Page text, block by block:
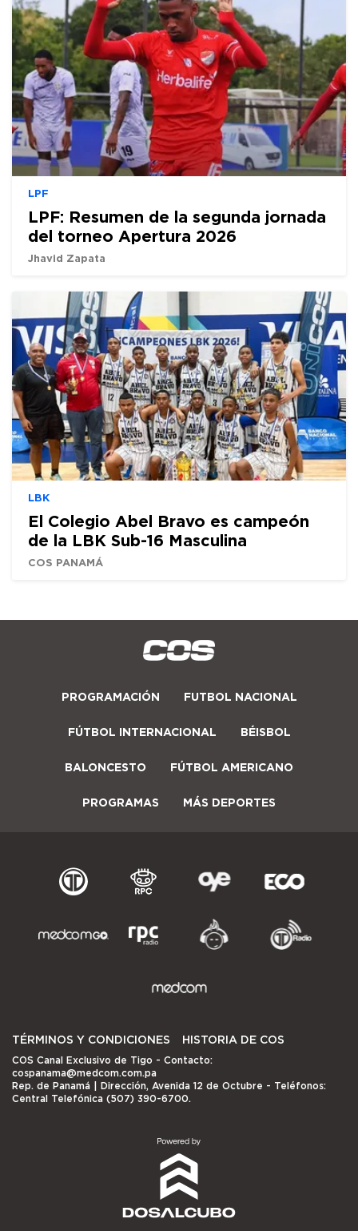
LPF
LPF: Resumen de la segunda jornada
del torneo Apertura 2026
Jhavid Zapata
LBK
El Colegio Abel Bravo es campeón
de la LBK Sub-16 Masculina
COS PANAMÁ
PROGRAMACIÓN FUTBOL NACIONAL
FÚTBOL INTERNACIONAL BÉISBOL
BALONCESTO FÚTBOL AMERICANO
PROGRAMAS MÁS DEPORTES
TÉRMINOS Y CONDICIONES HISTORIA DE COS
COS Canal Exclusivo de Tigo - Contacto:
cospanama@medcom.com.pa
Rep. de Panamá | Dirección, Avenida 12 de Octubre - Teléfonos:
Central Telefónica (507) 390-6700.